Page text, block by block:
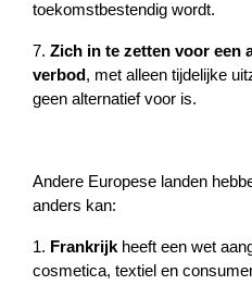
toekomstbestendig wordt.
7. Zich in te zetten voor een
verbod, met alleen tijdelijke
geen alternatief voor is.
Andere Europese landen
anders kan:
1. Frankrijk heeft een wet
cosmetica, textiel en